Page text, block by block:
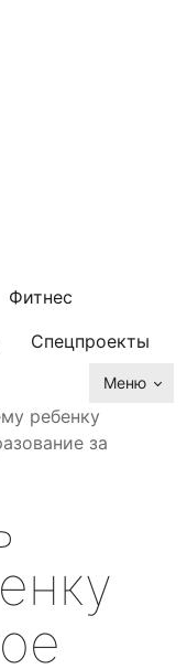
Фитнес
Спецпроекты
Меню
ребенку
за